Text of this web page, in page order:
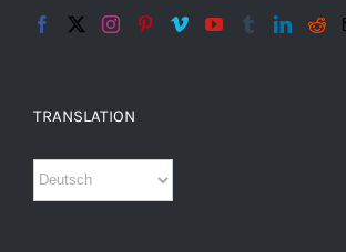
TRANSLATION